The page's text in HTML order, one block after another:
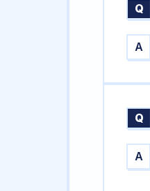
Q
A
Q
A